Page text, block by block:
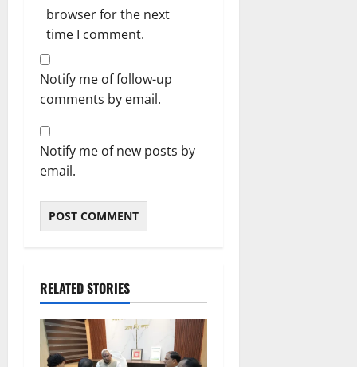
browser for the next
time I comment.
Notify me of follow-up
comments by email.
Notify me of new posts by
email.
RELATED STORIES